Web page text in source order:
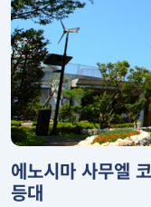
에노시마 사무엘
등대